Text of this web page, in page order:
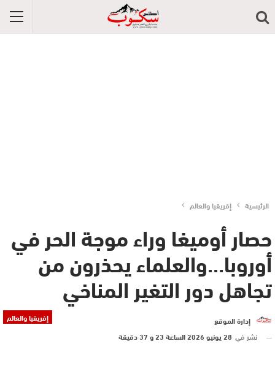
الرئيسية إفريقيا والعالم
حصار أوميغا وراء موجة الحر في
أوروبا…والعلماء يحذرون من
تجاهل دور التغير المناخي
إفريقيا والعالم
إدارة الموقع
نشر في 28 يونيو 2026 الساعة 23 و 37 دقيقة